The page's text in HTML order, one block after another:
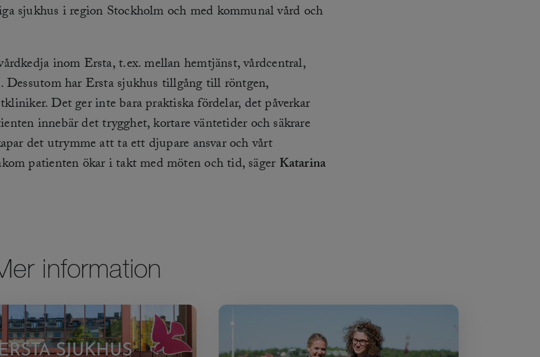
sjukhus i region Stockholm och med kommunal vård och
inom Ersta, t.ex. mellan hemtjänst, vårdcentral,
har Ersta sjukhus tillgång till röntgen,
Det ger inte bara praktiska fördelar, det påverkar
innebär det trygghet, kortare väntetider och säkrare
det utrymme att ta ett djupare ansvar och vårt
patienten ökar i takt med möten och tid, sägerKatarina
information